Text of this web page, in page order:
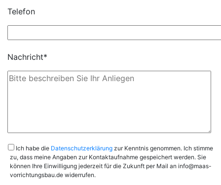
Telefon
Nachricht*
Ich habe die Datenschutzerklärung zur Kenntnis genommen. Ich stimme
zu, dass meine Angaben zur Kontaktaufnahme gespeichert werden. Sie
können Ihre Einwilligung jederzeit für die Zukunft per Mail an info@maas-
vorrichtungsbau.de widerrufen.